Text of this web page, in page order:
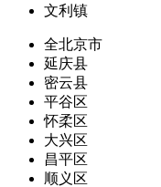
文利镇
全北京市
延庆县
密云县
平谷区
怀柔区
大兴区
昌平区
顺义区